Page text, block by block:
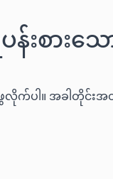
န်းစား
ေလိုက်ပါ။ အခါတိုင်